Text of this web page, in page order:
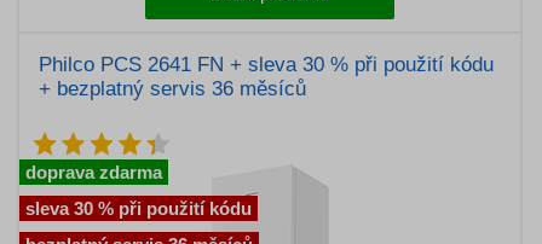
Philco PCS 2641 FN + sleva 30 % při použití kódu
+ bezplatný servis 36 měsíců
doprava zdarma
sleva 30 % při použití kódu